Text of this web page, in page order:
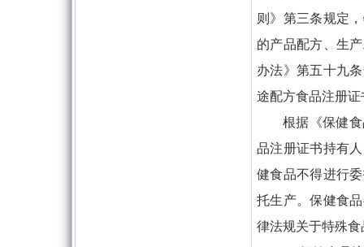
则》第三条规定
的产品配方、生
办法》第五十九
途配方食品注册证
根据《保健
品注册证书持有
健食品不得进行
托生产。保健食
律法规关于特殊